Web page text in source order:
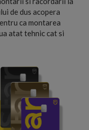
de dus acopera
ca montarea
atat tehnic cat si